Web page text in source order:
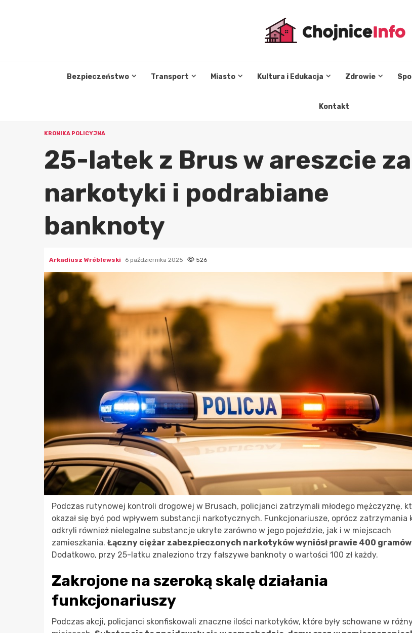
Bezpieczeństwo Transport Miasto Kultura i Edukacja Zdrowie
Kontakt
KRONIKA POLICYJNA
25-latek z Brus w areszcie za
narkotyki i podrabiane
banknoty
Arkadiusz Wróblewski 6 października 2025 526
Podczas rutynowej kontroli drogowej w Brusach, policjanci zatrzymali młodego mężczyznę,
okazał się być pod wpływem substancji narkotycznych. Funkcjonariusze, oprócz zatrzymania
odkryli również nielegalne substancje ukryte zarówno w jego pojeździe, jak i w miejscach
zamieszkania. Łączny ciężar zabezpieczonych narkotyków wyniósł prawie 400 gramów
Dodatkowo, przy 25-latku znaleziono trzy fałszywe banknoty o wartości 100 zł każdy.
Zakrojone na szeroką skalę działania
funkcjonariuszy
Podczas akcji, policjanci skonfiskowali znaczne ilości narkotyków, które były schowane w